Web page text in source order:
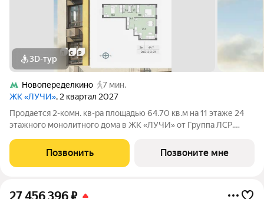
3D-тур
Новопеределкино
7 мин.
ЖК «ЛУЧИ», 2 квартал 2027
Продается 2-комн. кв-ра площадью 64.70 кв.м на 11 этаже 24
этажного монолитного дома в ЖК «ЛУЧИ» от Группа ЛСР.
самых зелёных и благоприятных для жизни районов столицы
Солнцево, который
Позвонить Позвоните мне
27 456 396₽